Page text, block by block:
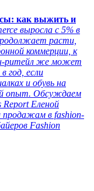
как выжить и
выросла с 5% в
расти,
коммерции, к
ритейл же может
год, если
и обувь на
опыт. Обсуждаем
Еленой
продажам в fashion-
Fashion